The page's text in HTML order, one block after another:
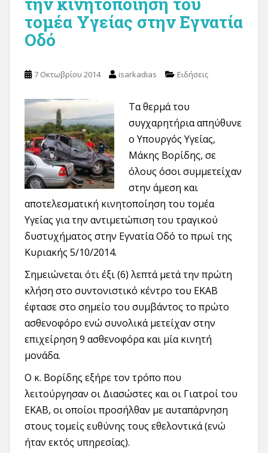
τομέα Υγείας στην Εγνατία
Οδό
7 Οκτωβρίου 2014 isarkadias Ειδήσεις
Τα θερμά του
συγχαρητήρια απηύθυνε
ο Υπουργός Υγείας,
Μάκης Βορίδης, σε
όλους όσοι συμμετείχαν
στην άμεση και
αποτελεσματική κινητοποίηση του τομέα
Υγείας για την αντιμετώπιση του τραγικού
δυστυχήματος στην Εγνατία Οδό το πρωί της
Κυριακής 5/10/2014.
Σημειώνεται ότι έξι (6) λεπτά μετά την πρώτη
κλήση στο συντονιστικό κέντρο του ΕΚΑΒ
έφτασε στο σημείο του συμβάντος το πρώτο
ασθενοφόρο ενώ συνολικά μετείχαν στην
επιχείρηση 9 ασθενοφόρα και μία κινητή
μονάδα.
Ο κ. Βορίδης εξήρε τον τρόπο που
λειτούργησαν οι Διασώστες και οι Γιατροί του
ΕΚΑΒ, οι οποίοι προσήλθαν με αυταπάρνηση
στους τομείς ευθύνης τους εθελοντικά (ενώ
ήταν εκτός υπηρεσίας).